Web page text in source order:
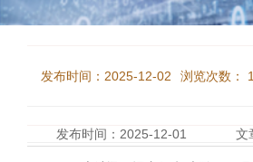
会精神并调研
发布时间：2025-12-02 浏览次数：
发布时间：2025-12-01 文